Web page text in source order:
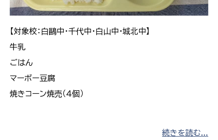
【対象校：白鷗中・千代中・白山中・城北中】
牛乳
ごはん
マーボー豆腐
焼きコーン焼売（４個）
続きを読む...